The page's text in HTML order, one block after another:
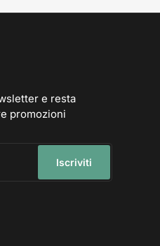
e resta
promozioni
Iscriviti